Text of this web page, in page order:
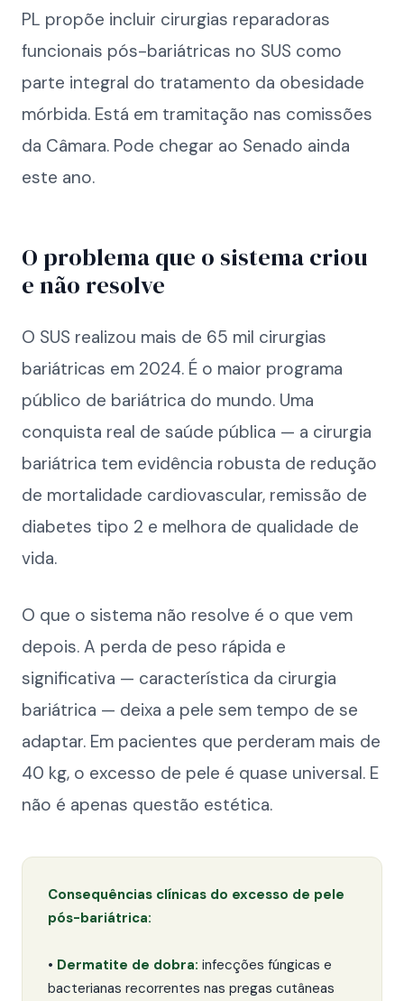
PL propõe incluir cirurgias reparadoras
funcionais pós-bariátricas no SUS como
parte integral do tratamento da obesidade
mórbida. Está em tramitação nas comissões
da Câmara. Pode chegar ao Senado ainda
este ano.
O problema que o sistema criou
e não resolve
O SUS realizou mais de 65 mil cirurgias
bariátricas em 2024. É o maior programa
público de bariátrica do mundo. Uma
conquista real de saúde pública — a cirurgia
bariátrica tem evidência robusta de redução
de mortalidade cardiovascular, remissão de
diabetes tipo 2 e melhora de qualidade de
vida.
O que o sistema não resolve é o que vem
depois. A perda de peso rápida e
significativa — característica da cirurgia
bariátrica — deixa a pele sem tempo de se
adaptar. Em pacientes que perderam mais de
40 kg, o excesso de pele é quase universal. E
não é apenas questão estética.
Consequências clínicas do excesso de pele
pós-bariátrica:
• Dermatite de dobra: infecções fúngicas e
bacterianas recorrentes nas pregas cutâneas